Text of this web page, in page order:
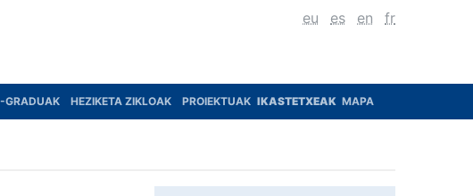
eu es en fr
GRADUAK HEZIKETA ZIKLOAK PROIEKTUAK IKASTETXEAK MAPA